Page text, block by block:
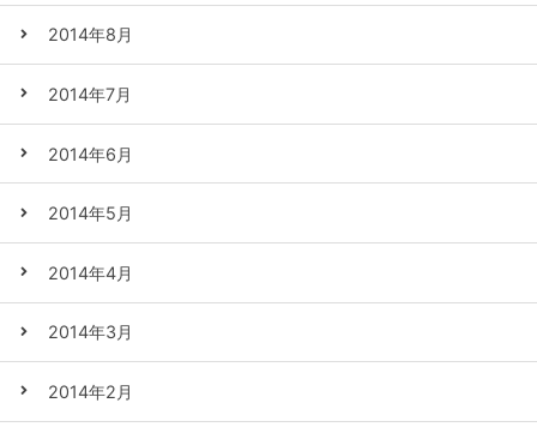
2014年8月
2014年7月
2014年6月
2014年5月
2014年4月
2014年3月
2014年2月